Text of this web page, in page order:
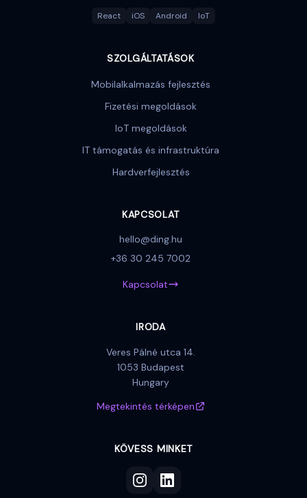
React iOS Android IoT
SZOLGÁLTATÁSOK
Mobilalkalmazás fejlesztés
Fizetési megoldások
IoT megoldások
IT támogatás és infrastruktúra
Hardverfejlesztés
KAPCSOLAT
hello@ding.hu
+36 30 245 7002
Kapcsolat
IRODA
Veres Pálné utca 14.
1053 Budapest
Hungary
Megtekintés térképen
KÖVESS MINKET